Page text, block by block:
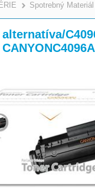
>
Spotrebný Materiál
alternatíva/